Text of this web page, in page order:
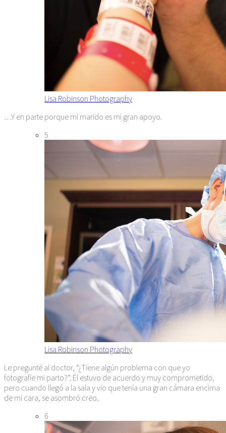
Lisa Robinson Photography
…Y en parte porque mi marido es mi gran apoyo.
5
Lisa Robinson Photography
Le pregunté al doctor, “¿Tiene algún problema con que yo
fotografíe mi parto?”. Él estuvo de acuerdo y muy comprometido,
pero cuando llegó a la sala y vio que tenía una gran cámara encima
de mi cara, se asombró creo.
6